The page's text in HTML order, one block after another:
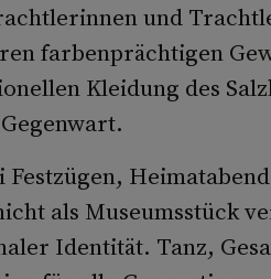
und
farbenprächtigen
Kleidung des
Festzügen,
als Museumsstück
Identität. Tanz,